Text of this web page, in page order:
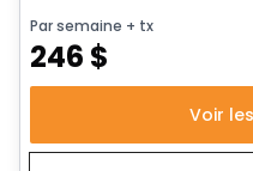
Par semaine + tx
246 $
Voir